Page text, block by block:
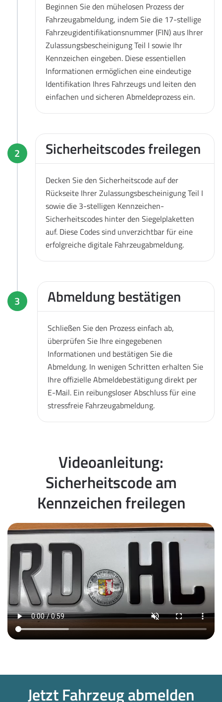
Beginnen Sie den mühelosen Prozess der
Fahrzeugabmeldung, indem Sie die 17-stellige
Fahrzeugidentifikationsnummer (FIN) aus Ihrer
Zulassungsbescheinigung Teil I sowie Ihr
Kennzeichen eingeben. Diese essentiellen
Informationen ermöglichen eine eindeutige
Identifikation Ihres Fahrzeugs und leiten den
einfachen und sicheren Abmeldeprozess ein.
2 Sicherheitscodes freilegen
Decken Sie den Sicherheitscode auf der
Rückseite Ihrer Zulassungsbescheinigung Teil I
sowie die 3-stelligen Kennzeichen-
Sicherheitscodes hinter den Siegelplaketten
auf. Diese Codes sind unverzichtbar für eine
erfolgreiche digitale Fahrzeugabmeldung.
3 Abmeldung bestätigen
Schließen Sie den Prozess einfach ab,
überprüfen Sie Ihre eingegebenen
Informationen und bestätigen Sie die
Abmeldung. In wenigen Schritten erhalten Sie
Ihre offizielle Abmeldebestätigung direkt per
E-Mail. Ein reibungsloser Abschluss für eine
stressfreie Fahrzeugabmeldung.
Videoanleitung:
Sicherheitscode am
Kennzeichen freilegen
Jetzt Fahrzeug abmelden